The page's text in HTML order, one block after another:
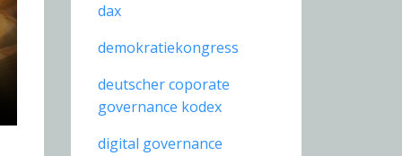
dax
demokratiekongress
deutscher coporate
governance kodex
digital governance